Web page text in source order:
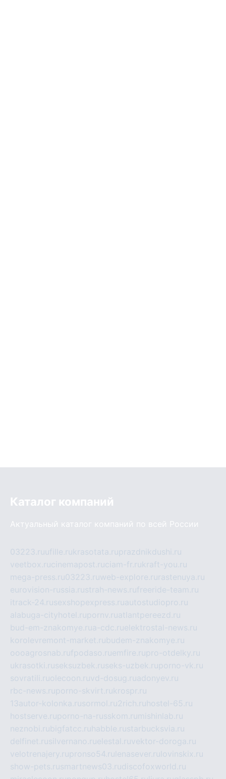
Каталог компаний
Актуальный каталог компаний по всей России
03223.ruufille.rukrasotata.ruprazdnikdushi.ru
veetbox.rucinemapost.ruciam-fr.rukraft-you.ru
mega-press.ru03223.ruweb-explore.ru rastenuya.ru
eurovision-russia.rustrah-news.rufreeride-team.ru
itrack-24.rusexshopexpress.ruautostudiopro.ru
alabuga-cityhotel.rupornv.ruatlantpereezd.ru
bud-em-znakomye.rua-cdc.ruelektrostal-news.ru
korolevremont-market.rubudem-znakomye.ru
oooagrosnab.rufpodaso.ruemfire.rupro-otdelky.ru
ukrasotki.ruseksuzbek.ruseks-uzbek.ruporno-vk.ru
sovratili.ruolecoon.ruvd-dosug.ruadonyev.ru
rbc-news.ruporno-skvirt.rukrospr.ru
13autor-kolonka.rusormol.ru2rich.ru hostel-65.ru
hostserve.ruporno-na-russkom.ru mishinlab.ru
neznobi.rubigfatcc.ru habble.rustarbucksvia.ru
delfinet.rusilvernano.ruelestal.ruvektor-doroga.ru
velotrenajery.rupronso54.ru lenasever.ru lovinskix.ru
show-pets.rusmartnews03.rudiscofoxworld.ru